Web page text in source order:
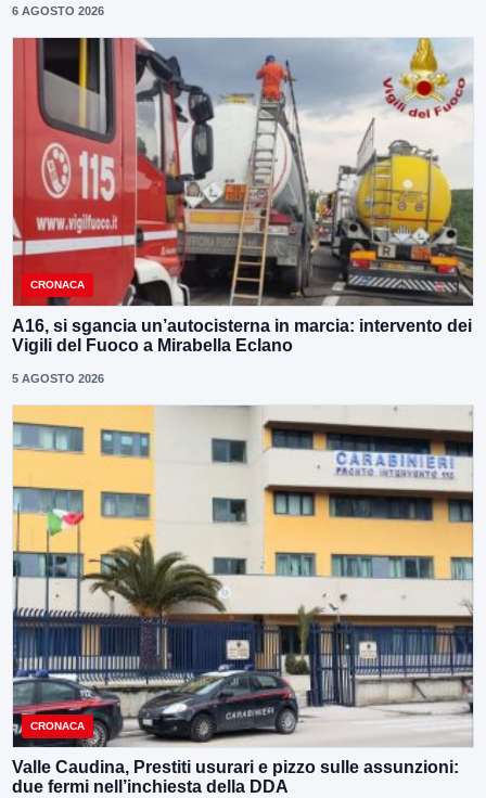
6 AGOSTO 2026
CRONACA
A16, si sgancia un’autocisterna in marcia: intervento dei
Vigili del Fuoco a Mirabella Eclano
5 AGOSTO 2026
CRONACA
Valle Caudina, Prestiti usurari e pizzo sulle assunzioni:
due fermi nell’inchiesta della DDA